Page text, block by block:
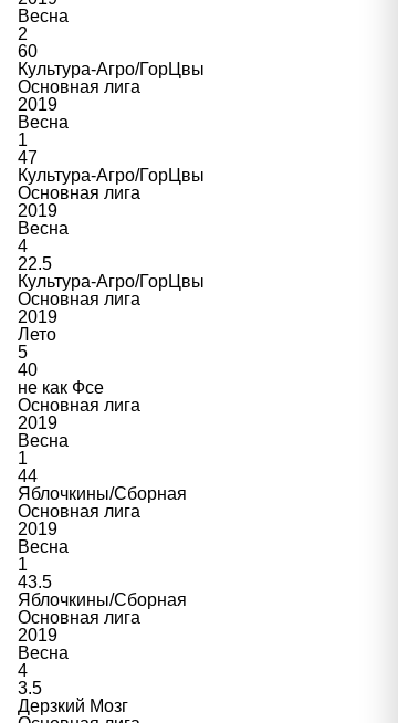
Весна
2
60
Культура-Агро/ГорЦвы
Основная лига
2019
Весна
1
47
Культура-Агро/ГорЦвы
Основная лига
2019
Весна
4
22.5
Культура-Агро/ГорЦвы
Основная лига
2019
Лето
5
40
не как Фсе
Основная лига
2019
Весна
1
44
Яблочкины/Сборная
Основная лига
2019
Весна
1
43.5
Яблочкины/Сборная
Основная лига
2019
Весна
4
3.5
Дерзкий Мозг